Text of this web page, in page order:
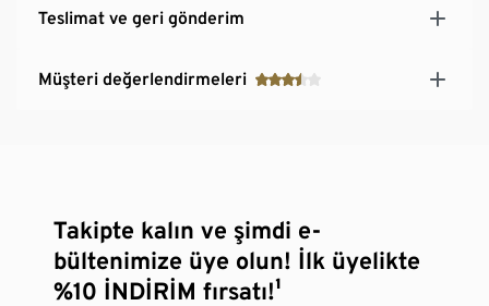
Teslimat ve geri gönderim
Müşteri değerlendirmeleri
Takipte kalın ve şimdi e-
bültenimize üye olun! İlk üyelikte
%10 İNDİRİM fırsatı!¹